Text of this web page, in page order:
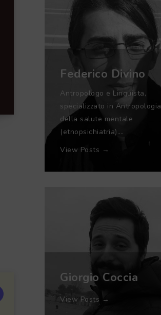
Federico Divino
Antropologo e Linguista,
specializzato in Antropologia
della salute mentale
(etnopsichiatria).…
View Posts →
Giorgio Coccia
View Posts →